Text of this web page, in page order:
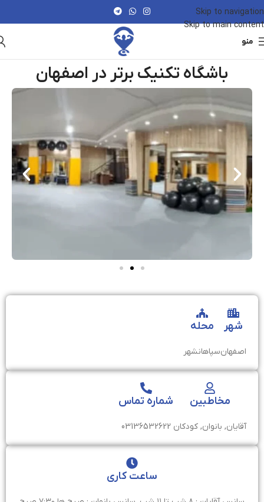
Skip to navigation
Skip to main content
منو
باشگاه تکنیک برتر در اصفهان
شهر
اصفهان
محله
سپاهانشهر
مخاطبین
آقایان, بانوان, کودکان
شماره تماس
03136532622
ساعت کاری